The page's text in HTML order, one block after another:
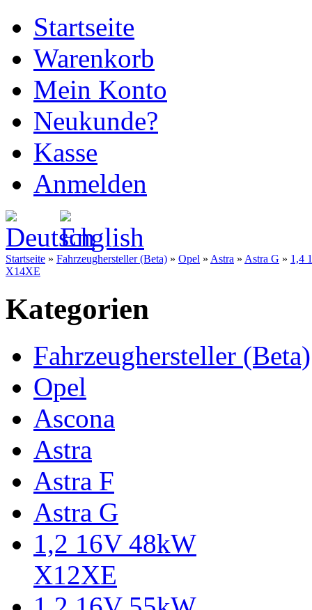
Startseite
Warenkorb
Mein Konto
Neukunde?
Kasse
Anmelden
Startseite » Fahrzeughersteller (Beta) » Opel » Astra » Astra G » 1,4
X14XE
Kategorien
Fahrzeughersteller (Beta)
Opel
Ascona
Astra
Astra F
Astra G
1,2 16V 48kW
X12XE